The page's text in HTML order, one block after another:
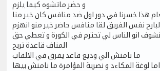
و حضر ماتشوه كيما يلزم
هذا خسرنا في دور اول ضد منافس كان خير منا
نفس الفريق لقا منافس حاضر خير منو انهزم
انو الناس لي تحترم في الكورة و تعطي حق
المناف قاعدة تربح
ما نامنش الي وديع قاعد يفرق في الالقاب
لوغة المكاءد و نصرية المؤامرة ما نامنش بيها